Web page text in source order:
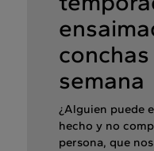
semana
¿Alguien puede
hecho y no
persona, que